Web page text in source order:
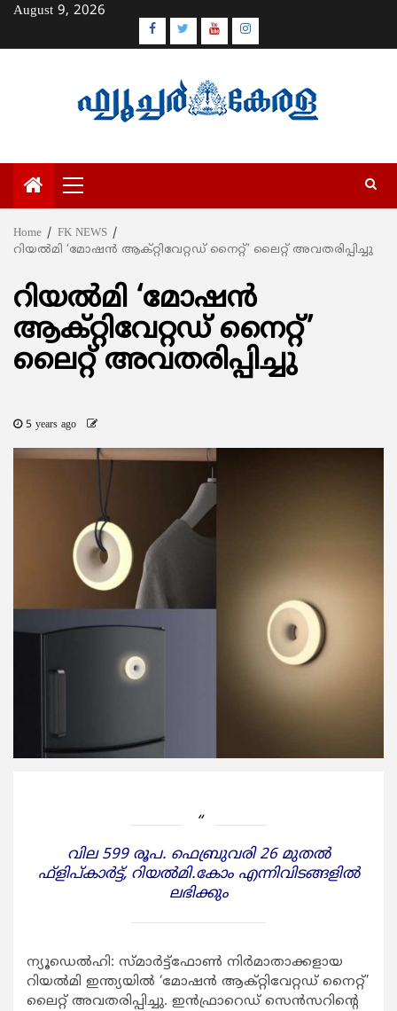
Skip
content
August 9, 2026
Facebook
TwitterYoutubeInstagram
Primary
Menu
Home
FK NEWS
റിയല്‍മി ‘മോഷന്‍ ആക്റ്റിവേറ്റഡ് നൈറ്റ്’ ലൈറ്റ് അവതരിപ്പിച്ചു
റിയല്‍മി ‘മോഷന്‍
ആക്റ്റിവേറ്റഡ് നൈറ്റ്’
ലൈറ്റ് അവതരിപ്പിച്ചു
5 years ago
വില 599 രൂപ. ഫെബ്രുവരി 26 മുതല്‍
ഫ്‌ളിപ്കാര്‍ട്ട്, റിയല്‍മി.കോം എന്നിവിടങ്ങളില്‍
ലഭിക്കും
ന്യൂഡെല്‍ഹി: സ്മാര്‍ട്ട്ഫോണ്‍ നിര്‍മാതാക്കളായ
റിയല്‍മി ഇന്ത്യയില്‍ ‘മോഷന്‍ ആക്റ്റിവേറ്റഡ് നൈറ്റ്’
ലൈറ്റ് അവതരിപ്പിച്ചു. ഇന്‍ഫ്രാറെഡ് സെന്‍സറിന്റെ